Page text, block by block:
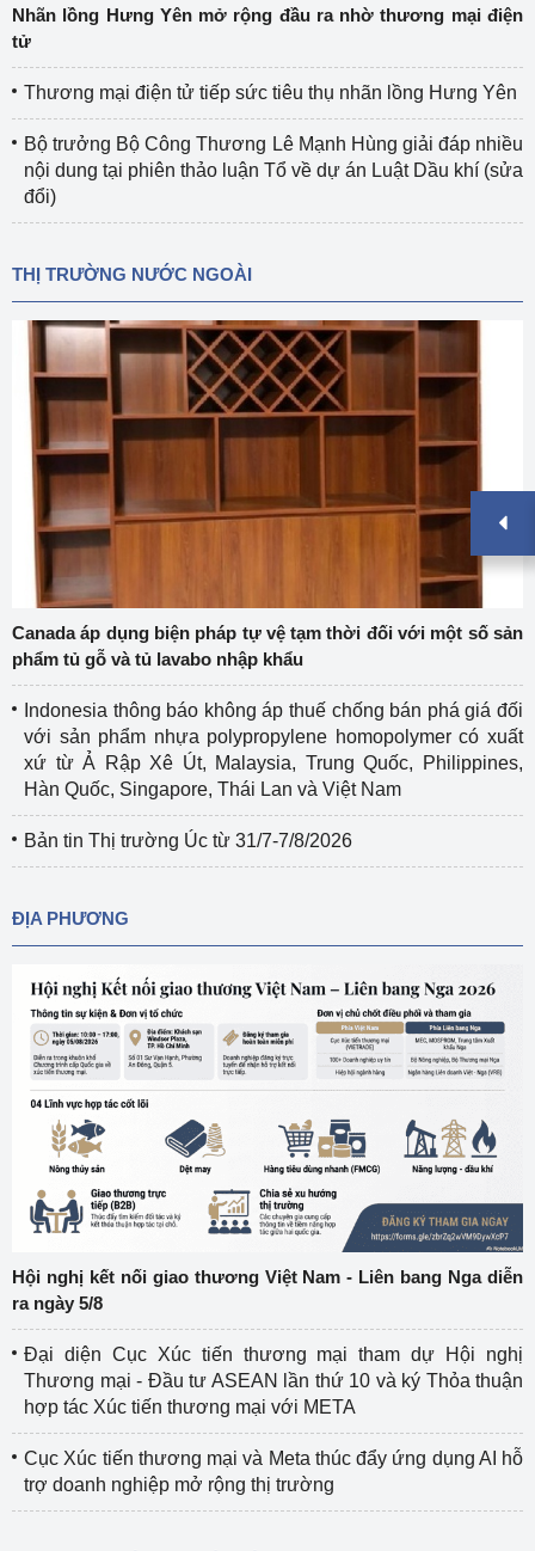
Nhãn lồng Hưng Yên mở rộng đầu ra nhờ thương mại điện
tử
Thương mại điện tử tiếp sức tiêu thụ nhãn lồng Hưng Yên
Bộ trưởng Bộ Công Thương Lê Mạnh Hùng giải đáp nhiều
nội dung tại phiên thảo luận Tổ về dự án Luật Dầu khí (sửa
đổi)
THỊ TRƯỜNG NƯỚC NGOÀI
Canada áp dụng biện pháp tự vệ tạm thời đối với một số sản
phẩm tủ gỗ và tủ lavabo nhập khẩu
Indonesia thông báo không áp thuế chống bán phá giá đối
với sản phẩm nhựa polypropylene homopolymer có xuất
xứ từ Ả Rập Xê Út, Malaysia, Trung Quốc, Philippines,
Hàn Quốc, Singapore, Thái Lan và Việt Nam
Bản tin Thị trường Úc từ 31/7-7/8/2026
ĐỊA PHƯƠNG
Hội nghị kết nối giao thương Việt Nam - Liên bang Nga diễn
ra ngày 5/8
Đại diện Cục Xúc tiến thương mại tham dự Hội nghị
Thương mại - Đầu tư ASEAN lần thứ 10 và ký Thỏa thuận
hợp tác Xúc tiến thương mại với META
Cục Xúc tiến thương mại và Meta thúc đẩy ứng dụng AI hỗ
trợ doanh nghiệp mở rộng thị trường